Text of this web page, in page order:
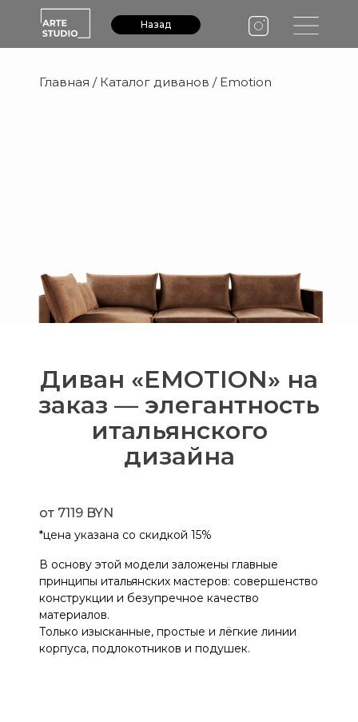
Назад
Главная / Каталог диванов / Emotion
Диван «EMOTION» на
заказ — элегантность
итальянского
дизайна
от 7119 BYN
*цена указана со скидкой 15%
В основу этой модели заложены главные
принципы итальянских мастеров: совершенство
конструкции и безупречное качество
материалов.
Только изысканные, простые и лёгкие линии
корпуса, подлокотников и подушек.